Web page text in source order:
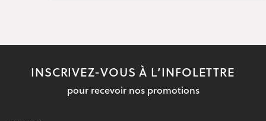
INSCRIVEZ-VOUS À L’INFOLETTRE
pour recevoir nos promotions